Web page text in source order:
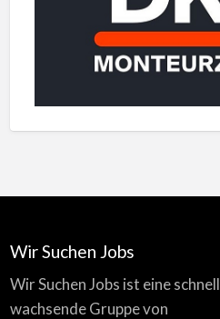
Wir Suchen Jobs
Wir Suchen Jobs ist eine schnell
wachsende Gruppe von